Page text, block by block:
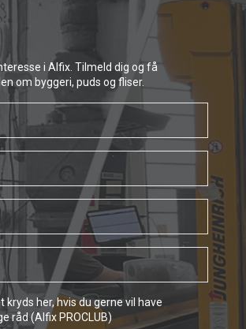
i Alfix. Tilmeld dig og få
om byggeri, puds og fliser.
kryds her, hvis du gerne vil have
råd (Alfix PROCLUB)